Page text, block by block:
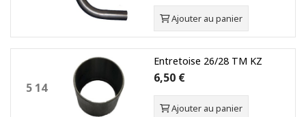
Ajouter au panier
5 14
Entretoise 26/28 TM KZ
6,50 €
Ajouter au panier